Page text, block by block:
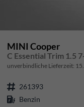
MINI Cooper
C Essential Trim 1.5
unverbindliche Lieferzeit:
261393
Benzin